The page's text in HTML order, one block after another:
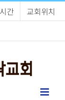
간
교회위치